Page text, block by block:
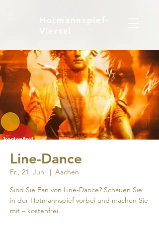
Hotmannspief-
Line-Dance
Fr., 21. Juni
  |
Aachen
Sind Sie Fan von Line-Dance? Schauen Sie
in der Hotmannspief vorbei und machen Sie
mit – kostenfrei.